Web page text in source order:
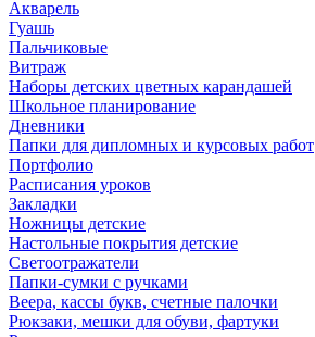
Акварель
Гуашь
Пальчиковые
Витраж
Наборы детских цветных карандашей
Школьное планирование
Дневники
Папки для дипломных и курсовых работ
Портфолио
Расписания уроков
Закладки
Ножницы детские
Настольные покрытия детские
Светоотражатели
Папки-сумки с ручками
Веера, кассы букв, счетные палочки
Рюкзаки, мешки для обуви, фартуки